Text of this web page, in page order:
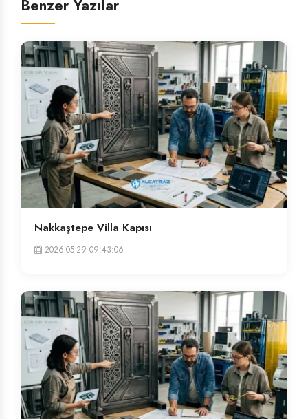
Benzer Yazılar
Nakkaştepe Villa Kapısı
2026-05-29 09:43:06